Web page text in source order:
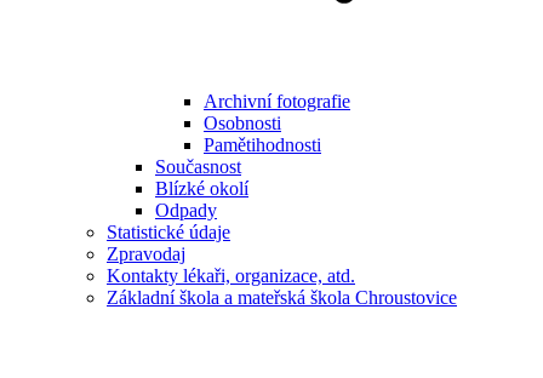
Archivní fotografie
Osobnosti
Pamětihodnosti
Současnost
Blízké okolí
Odpady
Statistické údaje
Zpravodaj
Kontakty lékaři, organizace, atd.
Základní škola a mateřská škola Chroustovice